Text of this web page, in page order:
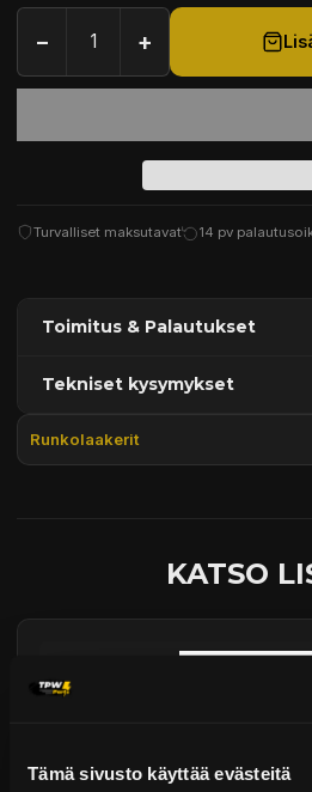
Tämä sivusto käyttää evästeitä
− +
Turvalliset maksutavat 14 pv
Toimitus & Palautukset
Päävaraston tuotteet 7
Tekniset kysymykset
Runkolaakerit
KATSO